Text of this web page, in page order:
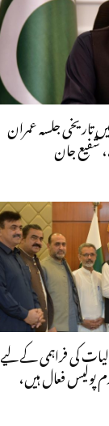
تاریخی جلسہ عمران
شفیع جان
کی فراہمی کے لیے
پولیس فعال ہیں،